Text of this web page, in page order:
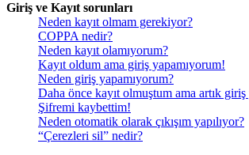
Giriş ve Kayıt sorunları
Neden kayıt olmam gerekiyor?
COPPA nedir?
Neden kayıt olamıyorum?
Kayıt oldum ama giriş yapamıyorum!
Neden giriş yapamıyorum?
Daha önce kayıt olmuştum ama artık
Şifremi kaybettim!
Neden otomatik olarak çıkışım yapılıyor?
“Çerezleri sil” nedir?